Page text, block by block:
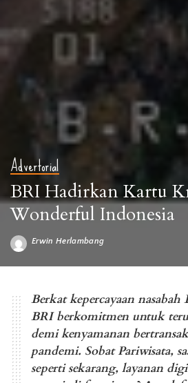
Advertorial
BRI Hadirkan Kartu
Wonderful Indonesia
Posted
Erwin Herlambang
Berkat kepercayaan
BRI berkomitmen untuk
demi kenyamanan
pandemi.⁣ ⁣Sobat Pariwisata,
seperti sekarang, layanan